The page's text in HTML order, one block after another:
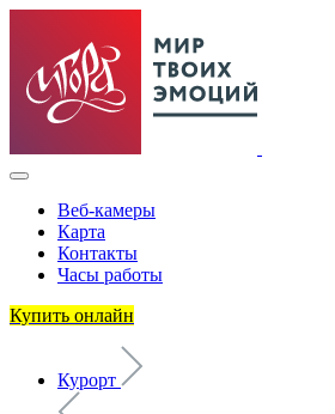
Веб-камеры
Карта
Контакты
Часы работы
Купить онлайн
Курорт